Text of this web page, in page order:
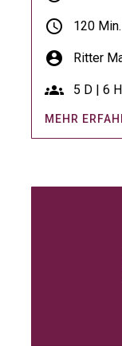
schedule 120 Min.
account_circle Ritter
groups 5 D | 6
MEHR